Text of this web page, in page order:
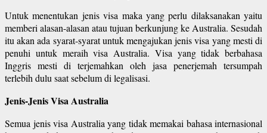
Untuk menentukan jenis visa maka yang perlu dilaksanakan yaitu
memberi alasan-alasan atau tujuan berkunjung ke Australia. Sesudah
itu akan ada syarat-syarat untuk mengajukan jenis visa yang mesti di
penuhi untuk meraih visa Australia. Visa yang tidak berbahasa
Inggris mesti di terjemahkan oleh jasa penerjemah tersumpah
terlebih dulu saat sebelum di legalisasi.
Jenis-Jenis Visa Australia
Semua jenis visa Australia yang tidak memakai bahasa internasional